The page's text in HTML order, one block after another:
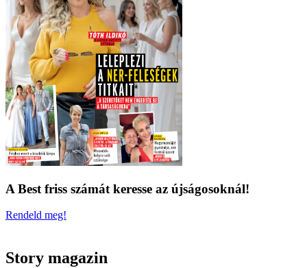
A Best friss számát keresse az újságosoknál!
Rendeld meg!
Story magazin